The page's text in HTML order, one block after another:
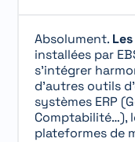
Absolument.
installées par
s’intégrer
d’autres outils
systèmes ERP
Comptabilité…),
plateformes de